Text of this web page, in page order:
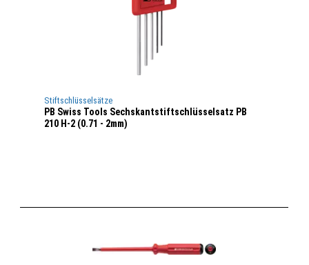
Stiftschlüsselsätze
PB Swiss Tools Sechskantstiftschlüsselsatz PB
210 H-2 (0.71 - 2mm)